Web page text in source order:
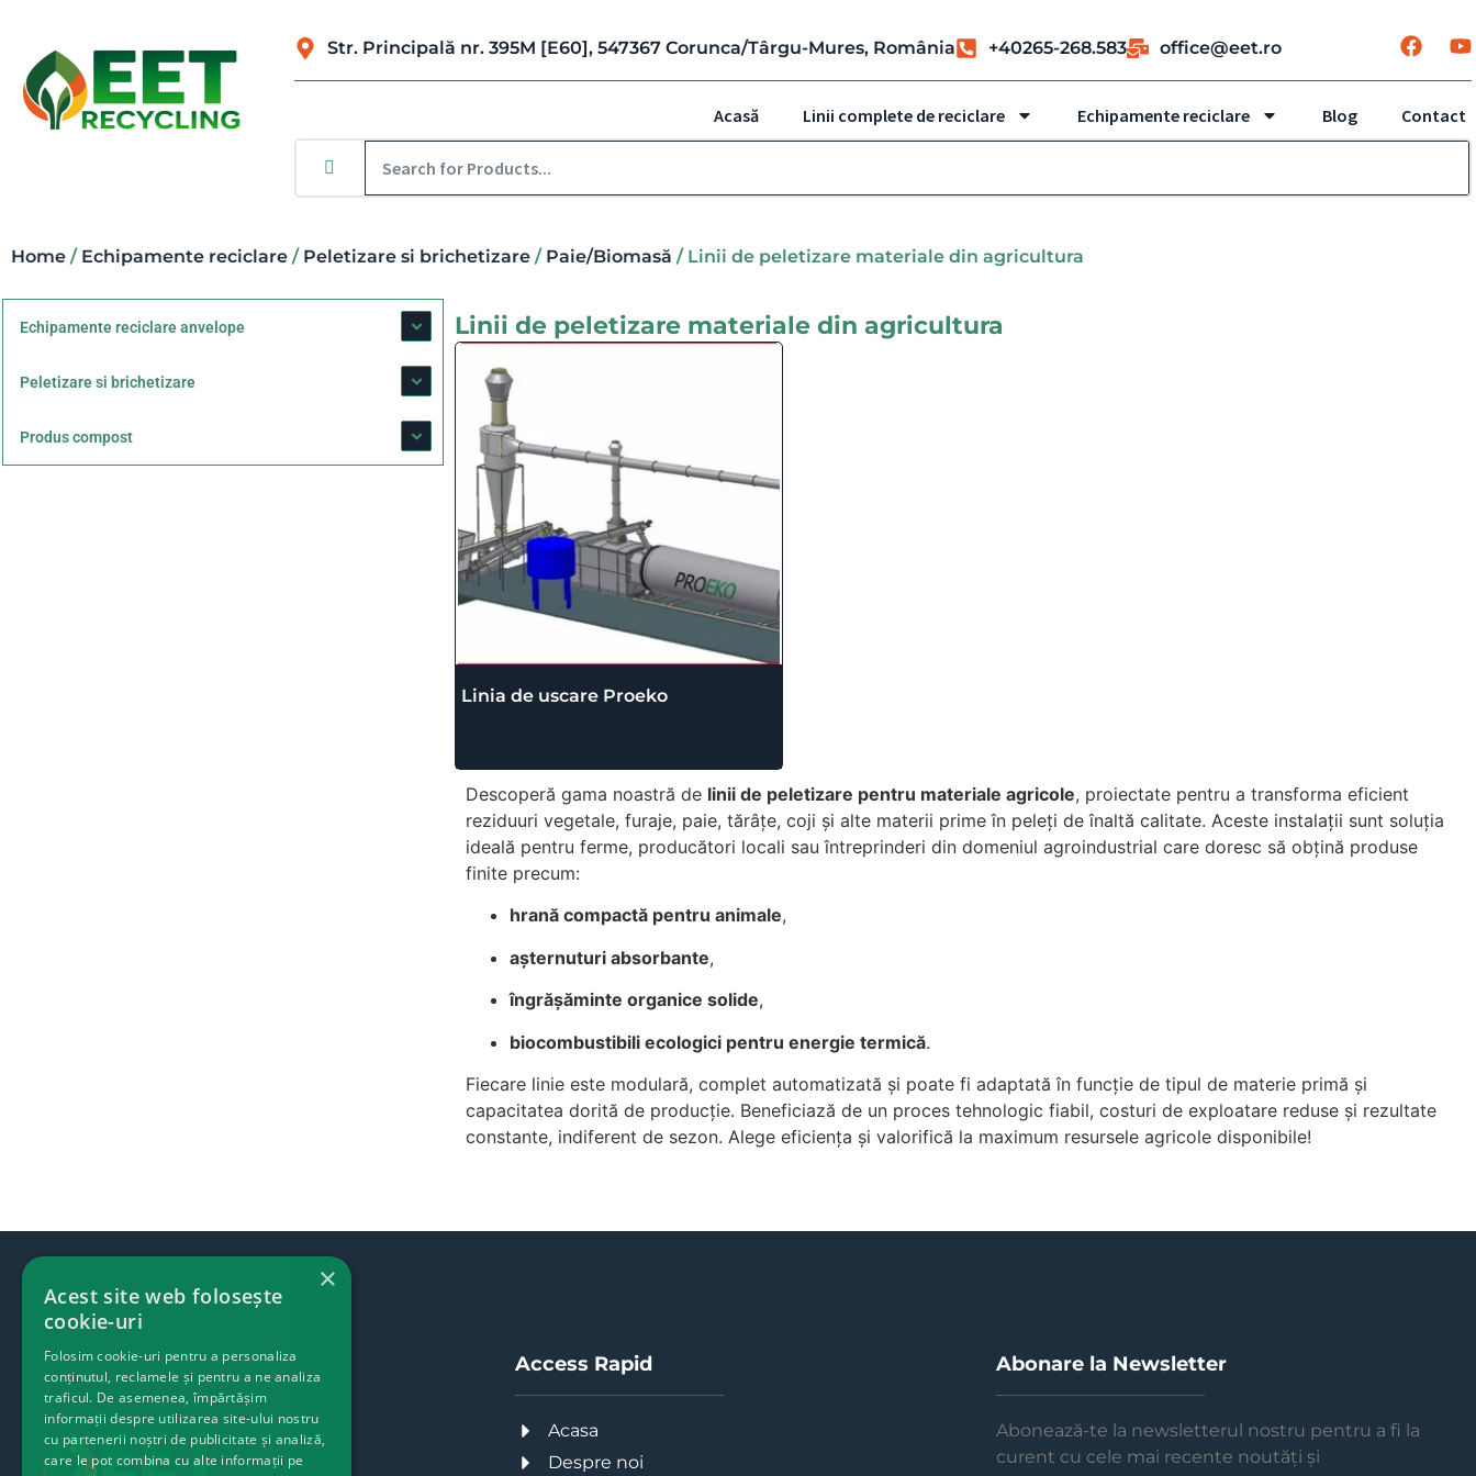
Str. Principală nr. 395M [E60], 547367 Corunca/Târgu-Mures, România +40265-268.583 office@eet.ro
Acasă Linii complete de reciclare Echipamente reciclare Blog Contact
Home / Echipamente reciclare / Peletizare si brichetizare / Paie/Biomasă / Linii de peletizare materiale din agricultura
Echipamente reciclare anvelope
Peletizare si brichetizare
Produs compost
Linii de peletizare materiale din agricultura
Linia de uscare Proeko
Descoperă gama noastră de linii de peletizare pentru materiale agricole, proiectate pentru a transforma eficient
reziduuri vegetale, furaje, paie, tărâțe, coji și alte materii prime în peleți de înaltă calitate. Aceste instalații sunt soluția
ideală pentru ferme, producători locali sau întreprinderi din domeniul agroindustrial care doresc să obțină produse
finite precum:
hrană compactă pentru animale,
așternuturi absorbante,
îngrășăminte organice solide,
biocombustibili ecologici pentru energie termică.
Fiecare linie este modulară, complet automatizată și poate fi adaptată în funcție de tipul de materie primă și
capacitatea dorită de producție. Beneficiază de un proces tehnologic fiabil, costuri de exploatare reduse și rezultate
constante, indiferent de sezon. Alege eficiența și valorifică la maximum resursele agricole disponibile!
Access Rapid
Acasa
Despre noi
Abonare la Newsletter
Abonează-te la newsletterul nostru pentru a fi la
curent cu cele mai recente noutăți și
×
Acest site web folosește
cookie-uri
Folosim cookie-uri pentru a personaliza
conținutul, reclamele și pentru a ne analiza
traficul. De asemenea, împărtășim
informații despre utilizarea site-ului nostru
cu partenerii noștri de publicitate și analiză,
care le pot combina cu alte informații pe